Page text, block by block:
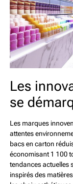
Les
se
Les marques
attentes
bacs en carton
économisant 1 100
tendances actuelles
inspirés des